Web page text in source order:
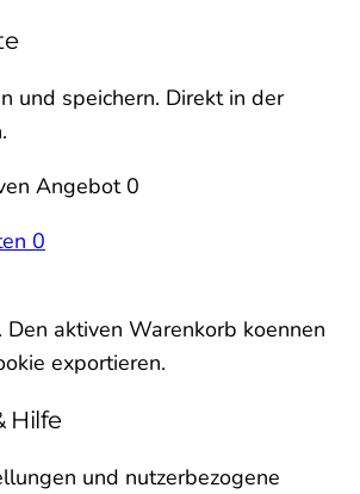
und speichern. Direkt in der
Angebot 0
0
aktiven Warenkorb koennen
exportieren.
Hilfe
und nutzerbezogene